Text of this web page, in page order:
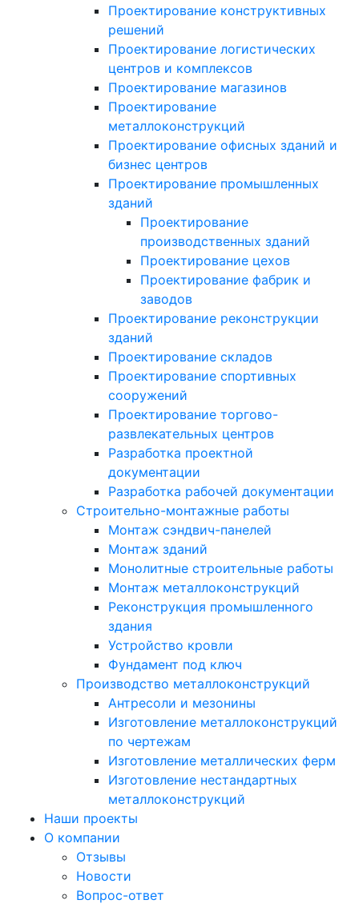
Проектирование конструктивных
решений
Проектирование логистических
центров и комплексов
Проектирование магазинов
Проектирование
металлоконструкций
Проектирование офисных зданий и
бизнес центров
Проектирование промышленных
зданий
Проектирование
производственных зданий
Проектирование цехов
Проектирование фабрик и
заводов
Проектирование реконструкции
зданий
Проектирование складов
Проектирование спортивных
сооружений
Проектирование торгово-
развлекательных центров
Разработка проектной
документации
Разработка рабочей документации
Строительно-монтажные работы
Монтаж сэндвич-панелей
Монтаж зданий
Монолитные строительные работы
Монтаж металлоконструкций
Реконструкция промышленного
здания
Устройство кровли
Фундамент под ключ
Производство металлоконструкций
Антресоли и мезонины
Изготовление металлоконструкций
по чертежам
Изготовление металлических ферм
Изготовление нестандартных
металлоконструкций
Наши проекты
О компании
Отзывы
Новости
Вопрос-ответ